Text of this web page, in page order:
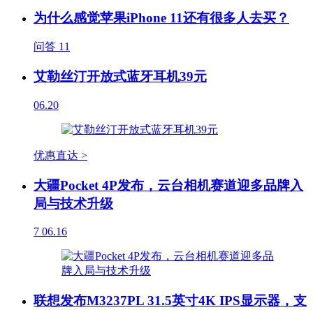
为什么感觉苹果iPhone 11还有很多人去买？
问答 11
艾勒丝汀开放式蓝牙耳机39元
06.20
优惠直达 >
大疆Pocket 4P发布，云台相机赛道迎多品牌入
局与技术升级
7 06.16
联想发布M3237PL 31.5英寸4K IPS显示器，支